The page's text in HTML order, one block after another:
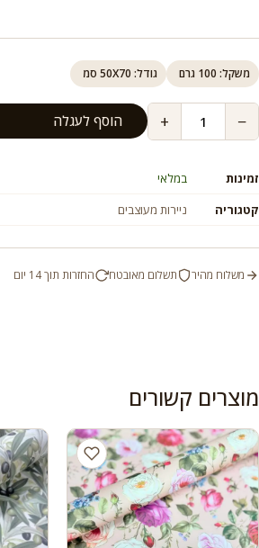
משקל: 100 גרם גודל: 50X70 סמ
−
+ הוסף לעגלה
זמינות
במלאי
קטגוריה
ניירות מעוצבים
משלוח מהיר תשלום מאובטח החזרות תוך 14 יום
מוצרים קשורים